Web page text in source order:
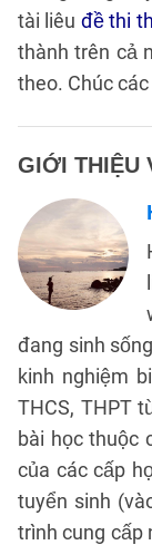
tài liêu đề thi
thành trên cả
theo. Chúc
GIỚI THIỆU
đang sinh
kinh nghiệm
THCS, THPT
bài học thuộc
của các cấp
tuyển sinh
trình cung cấp